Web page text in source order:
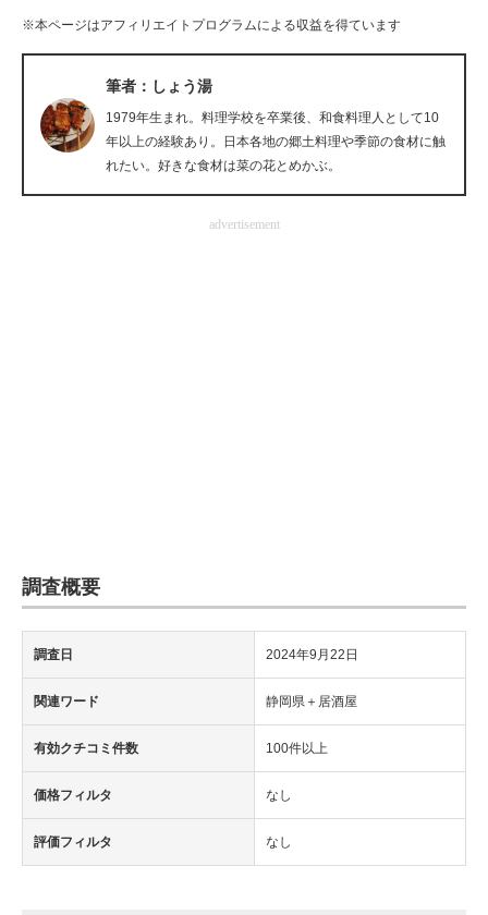
ITエンジニア向け専門サイト
企業向けIT製品の総合サイト
製造業のIT導入・活用を支援
※本ページはアフィリエイトプログラムによる収益を得ています
筆者：しょう湯
1979年生まれ。料理学校を卒業後、和食料理人として10
年以上の経験あり。日本各地の郷土料理や季節の食材に触
れたい。好きな食材は菜の花とめかぶ。
advertisement
調査概要
調査日 2024年9月22日
関連ワード 静岡県＋居酒屋
有効クチコミ件数 100件以上
価格フィルタ なし
評価フィルタ なし